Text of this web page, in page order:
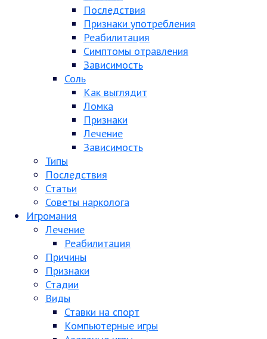
Последствия
Признаки употребления
Реабилитация
Симптомы отравления
Зависимость
Соль
Как выглядит
Ломка
Признаки
Лечение
Зависимость
Типы
Последствия
Статьи
Советы нарколога
Игромания
Лечение
Реабилитация
Причины
Признаки
Стадии
Виды
Ставки на спорт
Компьютерные игры